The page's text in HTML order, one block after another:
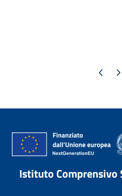
Pagina precedente
Pagina
Istituto Comprensivo